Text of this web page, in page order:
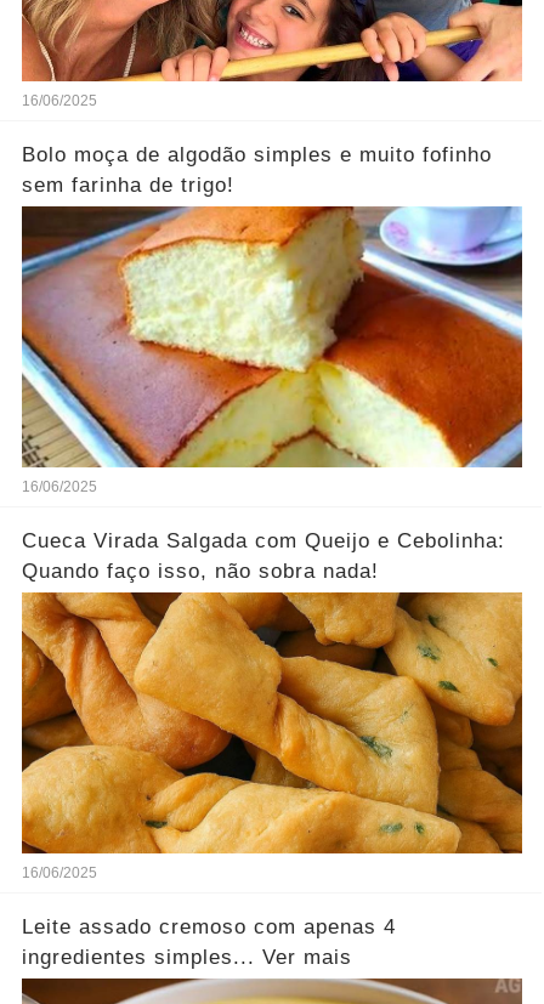
16/06/2025
Bolo moça de algodão simples e muito fofinho
sem farinha de trigo!
16/06/2025
Cueca Virada Salgada com Queijo e Cebolinha:
Quando faço isso, não sobra nada!
16/06/2025
Leite assado cremoso com apenas 4
ingredientes simples... Ver mais